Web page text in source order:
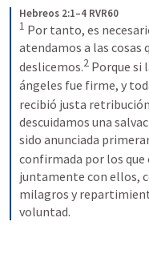
Hebreos 2:1–4 RVR60
1 Por tanto, es
atendamos a las cosas
deslicemos.2 Porque si
ángeles fue firme, y
recibió justa
descuidamos una
sido anunciada
confirmada por los que
juntamente con ellos,
milagros y
voluntad.